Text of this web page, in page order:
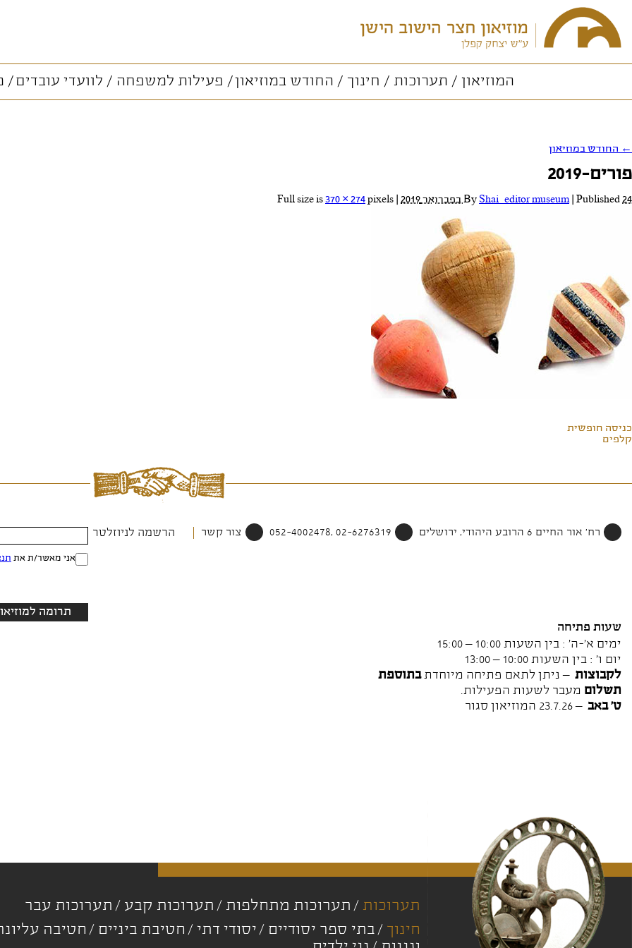
המוזיאון תערוכות חינוך החודש במוזיאון פעילות למשפחה לוועדי עובדים
← החודש במוזיאון
פורים-2019
By Shai_editor museum Published24 בפברואר 2019 370 × 274pixels
כניסה חופשית
קלפים
רח' אור החיים 6 הרובע היהודי, ירושלים 02-6276319 ,052-4002478 צור קשר הרשמה לניוזלטר
אני מאשר/ת את
תרומה
שעות פתיחה
ימים א'-ה' : בין השעות 10:00 – 15:00
יום ו' : בין השעות 10:00 – 13:00
לקבוצות – ניתן לתאם פתיחה מיוחדתבתוספת
תשלום מעבר לשעות הפעילות.
ט' באב– 23.7.26 המוזיאון סגור
תערוכות תערוכות מתחלפות תערוכות קבע
תערוכות עבר
חינוך
בתי ספר יסודיים יסודי דתי חטיבת ביניים חטיבה